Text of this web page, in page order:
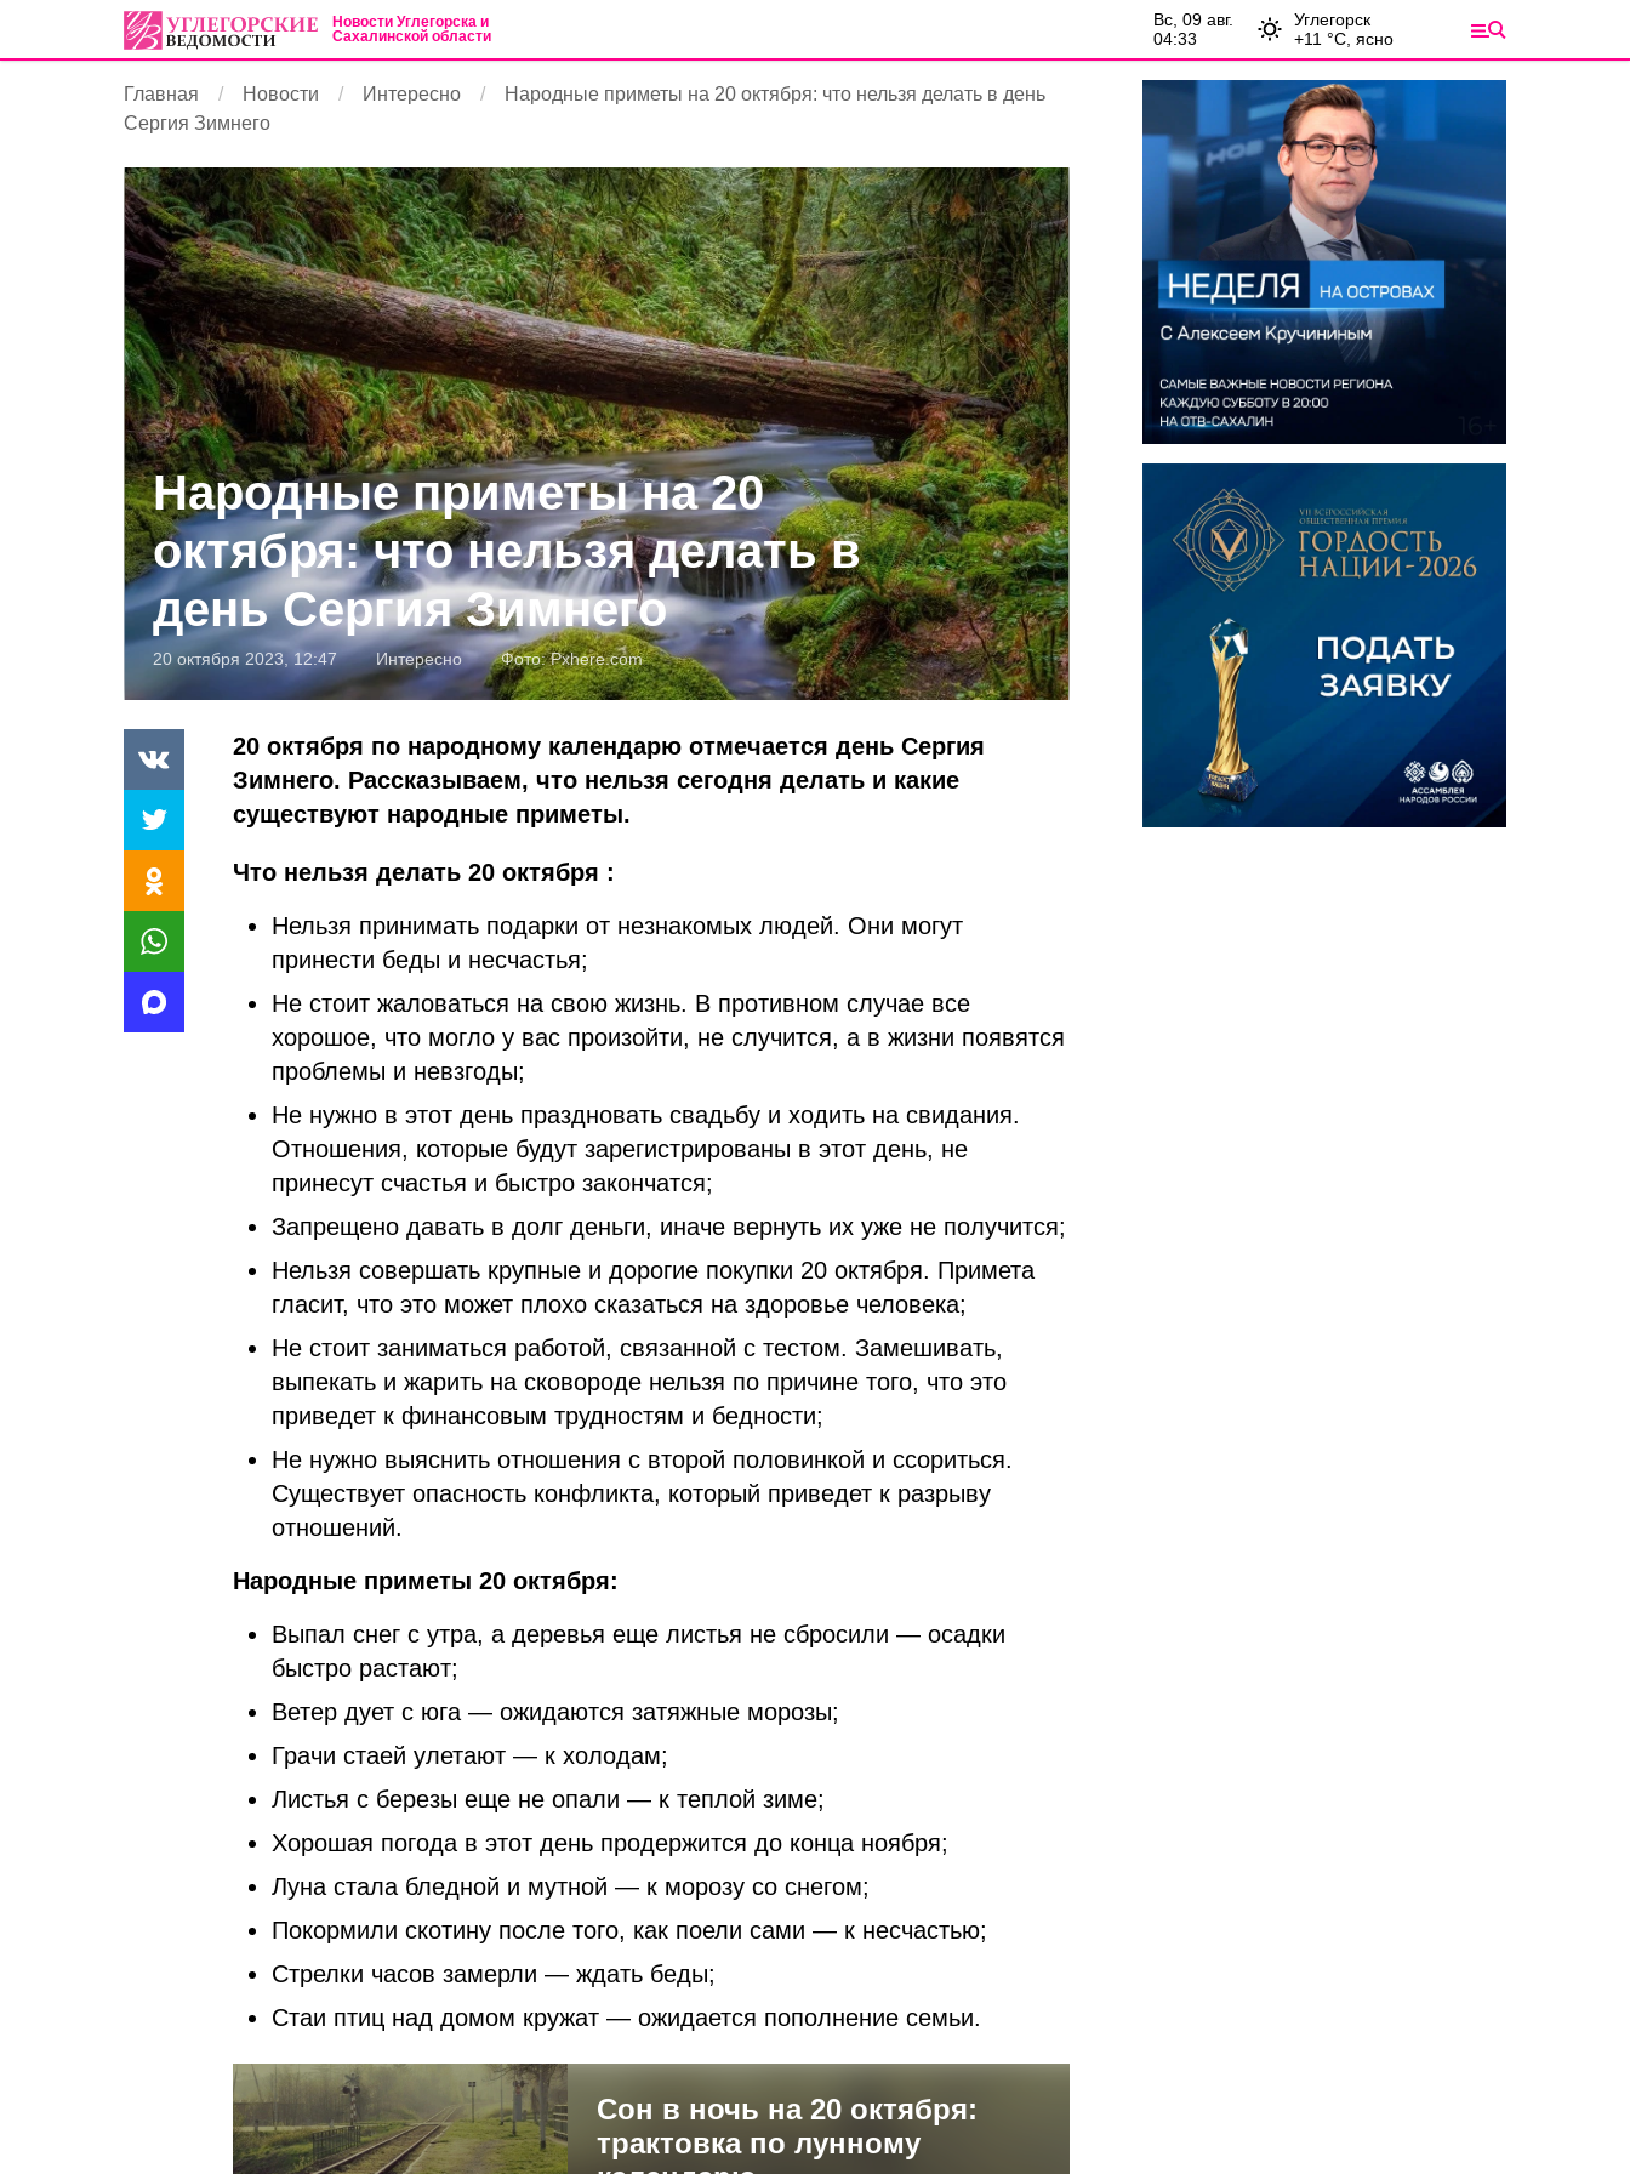
Новости Углегорска и
Сахалинской области
вс, 09 авг.
04:33
Углегорск
+11 °С, ясно
Главная Новости Интересно
Народные приметы на 20 октября: что нельзя делать в день
Сергия Зимнего
Народные приметы на 20
октября: что нельзя делать в
день Сергия Зимнего
20 октября 2023, 12:47 Интересно Фото:Pxhere.com
20 октября по народному календарю отмечается день Сергия
Зимнего. Рассказываем, что нельзя сегодня делать и какие
существуют народные приметы.
Что нельзя делать 20 октября :
Нельзя принимать подарки от незнакомых людей. Они могут
принести беды и несчастья;
Не стоит жаловаться на свою жизнь. В противном случае все
хорошое, что могло у вас произойти, не случится, а в жизни появятся
проблемы и невзгоды;
Не нужно в этот день праздновать свадьбу и ходить на свидания.
Отношения, которые будут зарегистрированы в этот день, не
принесут счастья и быстро закончатся;
Запрещено давать в долг деньги, иначе вернуть их уже не получится;
Нельзя совершать крупные и дорогие покупки 20 октября. Примета
гласит, что это может плохо сказаться на здоровье человека;
Не стоит заниматься работой, связанной с тестом. Замешивать,
выпекать и жарить на сковороде нельзя по причине того, что это
приведет к финансовым трудностям и бедности;
Не нужно выяснить отношения с второй половинкой и ссориться.
Существует опасность конфликта, который приведет к разрыву
отношений.
Народные приметы 20 октября:
Выпал снег с утра, а деревья еще листья не сбросили — осадки
быстро растают;
Ветер дует с юга — ожидаются затяжные морозы;
Грачи стаей улетают — к холодам;
Листья с березы еще не опали — к теплой зиме;
Хорошая погода в этот день продержится до конца ноября;
Луна стала бледной и мутной — к морозу со снегом;
Покормили скотину после того, как поели сами — к несчастью;
Стрелки часов замерли — ждать беды;
Стаи птиц над домом кружат — ожидается пополнение семьи.
Сон в ночь на 20 октября:
трактовка по лунному